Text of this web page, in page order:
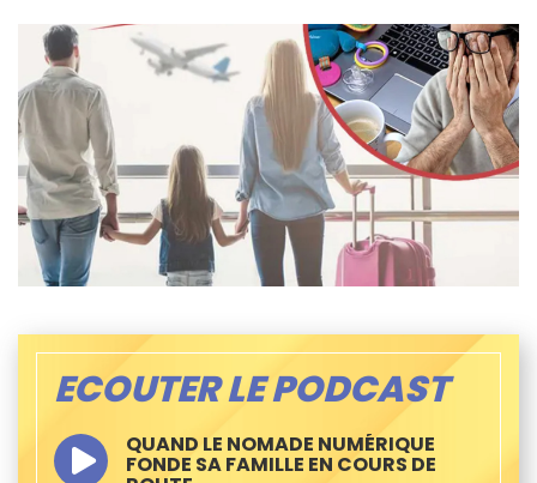
ECOUTER LE PODCAST
QUAND LE NOMADE NUMÉRIQUE
FONDE SA FAMILLE EN COURS DE